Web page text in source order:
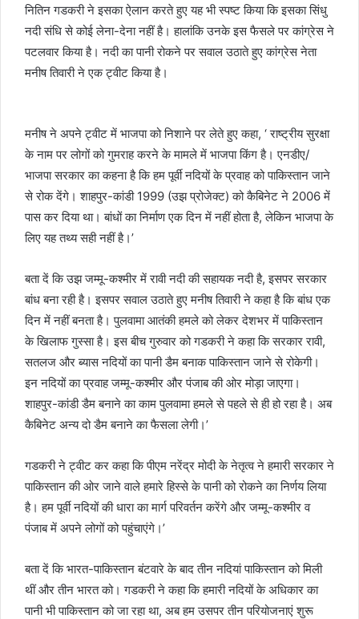
नितिन गडकरी ने इसका ऐलान करते हुए यह भी स्पष्ट किया कि इसका सिंधु
नदी संधि से कोई लेना-देना नहीं है। हालांकि उनके इस फैसले पर कांग्रेस ने
पटलवार किया है। नदी का पानी रोकने पर सवाल उठाते हुए कांग्रेस नेता
मनीष तिवारी ने एक ट्वीट किया है।
मनीष ने अपने ट्वीट में भाजपा को निशाने पर लेते हुए कहा, ‘ राष्ट्रीय सुरक्षा
के नाम पर लोगों को गुमराह करने के मामले में भाजपा किंग है। एनडीए/
भाजपा सरकार का कहना है कि हम पूर्वी नदियों के प्रवाह को पाकिस्तान जाने
से रोक देंगे। शाहपुर-कांडी 1999 (उझ प्रोजेक्ट) को कैबिनेट ने 2006 में
पास कर दिया था। बांधों का निर्माण एक दिन में नहीं होता है, लेकिन भाजपा के
लिए यह तथ्य सही नहीं है।’
बता दें कि उझ जम्मू-कश्मीर में रावी नदी की सहायक नदी है, इसपर सरकार
बांध बना रही है। इसपर सवाल उठाते हुए मनीष तिवारी ने कहा है कि बांध एक
दिन में नहीं बनता है। पुलवामा आतंकी हमले को लेकर देशभर में पाकिस्तान
के खिलाफ गुस्सा है। इस बीच गुरुवार को गडकरी ने कहा कि सरकार रावी,
सतलज और ब्यास नदियों का पानी डैम बनाक पाकिस्तान जाने से रोकेगी।
इन नदियों का प्रवाह जम्मू-कश्मीर और पंजाब की ओर मोड़ा जाएगा।
शाहपुर-कांडी डैम बनाने का काम पुलवामा हमले से पहले से ही हो रहा है। अब
कैबिनेट अन्य दो डैम बनाने का फैसला लेगी।’
गडकरी ने ट्वीट कर कहा कि पीएम नरेंद्र मोदी के नेतृत्व ने हमारी सरकार ने
पाकिस्तान की ओर जाने वाले हमारे हिस्से के पानी को रोकने का निर्णय लिया
है। हम पूर्वी नदियों की धारा का मार्ग परिवर्तन करेंगे और जम्मू-कश्मीर व
पंजाब में अपने लोगों को पहुंचाएंगे।’
बता दें कि भारत-पाकिस्तान बंटवारे के बाद तीन नदियां पाकिस्तान को मिली
थीं और तीन भारत को। गडकरी ने कहा कि हमारी नदियों के अधिकार का
पानी भी पाकिस्तान को जा रहा था, अब हम उसपर तीन परियोजनाएं शुरू